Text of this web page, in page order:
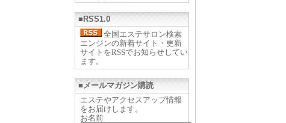
■RSS1.0
全国エステサロン検索
エンジンの新着サイト・更新
サイトをRSSでお知らせしてい
ます。
■メールマガジン購読
エステやアクセスアップ情報
をお届けします。
お名前